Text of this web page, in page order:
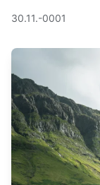
30.11.-0001